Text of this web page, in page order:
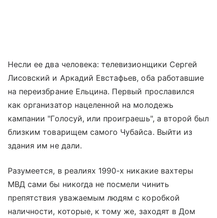
Несли ее два человека: телевизионщики Сергей
Лисовский и Аркадий Евстафьев, оба работавшие
на переизбрание Ельцина. Первый прославился
как организатор нацеленной на молодежь
кампании "Голосуй, или проиграешь", а второй был
близким товарищем самого Чубайса. Выйти из
здания им не дали.
Разумеется, в реалиях 1990-х никакие вахтеры
МВД сами бы никогда не посмели чинить
препятствия уважаемым людям с коробкой
наличности, которые, к тому же, заходят в Дом